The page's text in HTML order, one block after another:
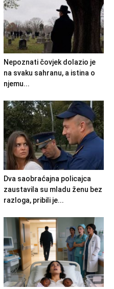
Nepoznati čovjek dolazio je
na svaku sahranu, a istina o
njemu...
Dva saobraćajna policajca
zaustavila su mladu ženu bez
razloga, pribili je...